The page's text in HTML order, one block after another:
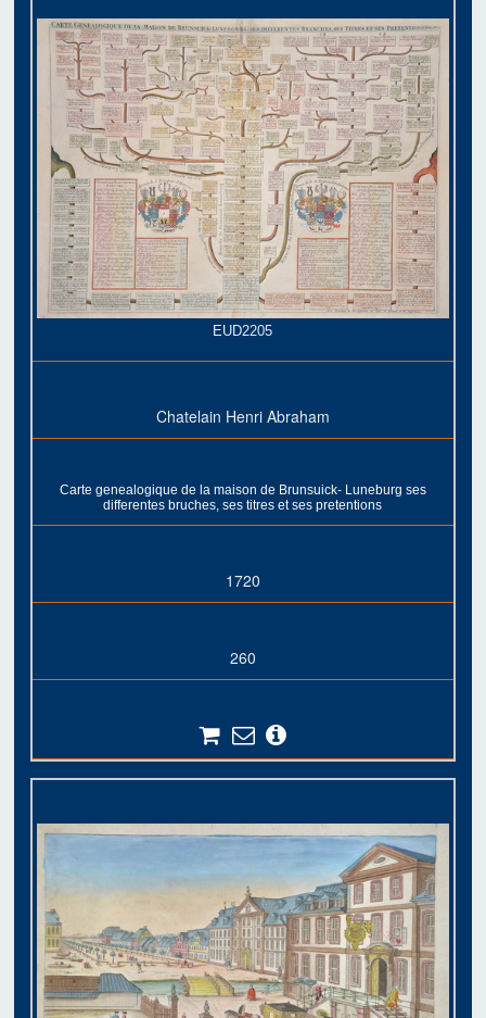
EUD2205
Chatelain Henri Abraham
Carte genealogique de la maison de Brunsuick- Luneburg ses
differentes bruches, ses titres et ses pretentions
1720
260